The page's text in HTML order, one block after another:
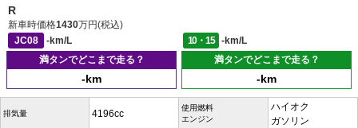
R
新車時価格1430万円(税込)
JC08
-km/L 10・15
-km/L
満タンでどこまで走る？
-km
満タンでどこまで走る？
-km
排気量 4196cc
使用燃料
エンジン
ハイオク
ガソリン